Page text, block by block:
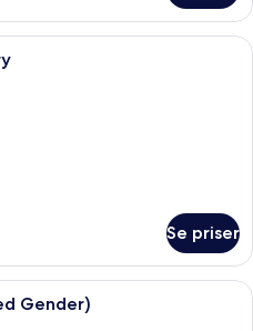
Se priser
Gender)